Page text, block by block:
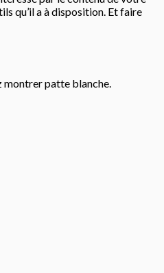
qu’il a à disposition. Et faire
montrer patte blanche.